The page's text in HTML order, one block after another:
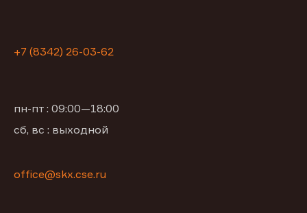
+7 (8342) 26-03-62
пн-пт : 09:00—18:00
сб, вс : выходной
office@skx.cse.ru